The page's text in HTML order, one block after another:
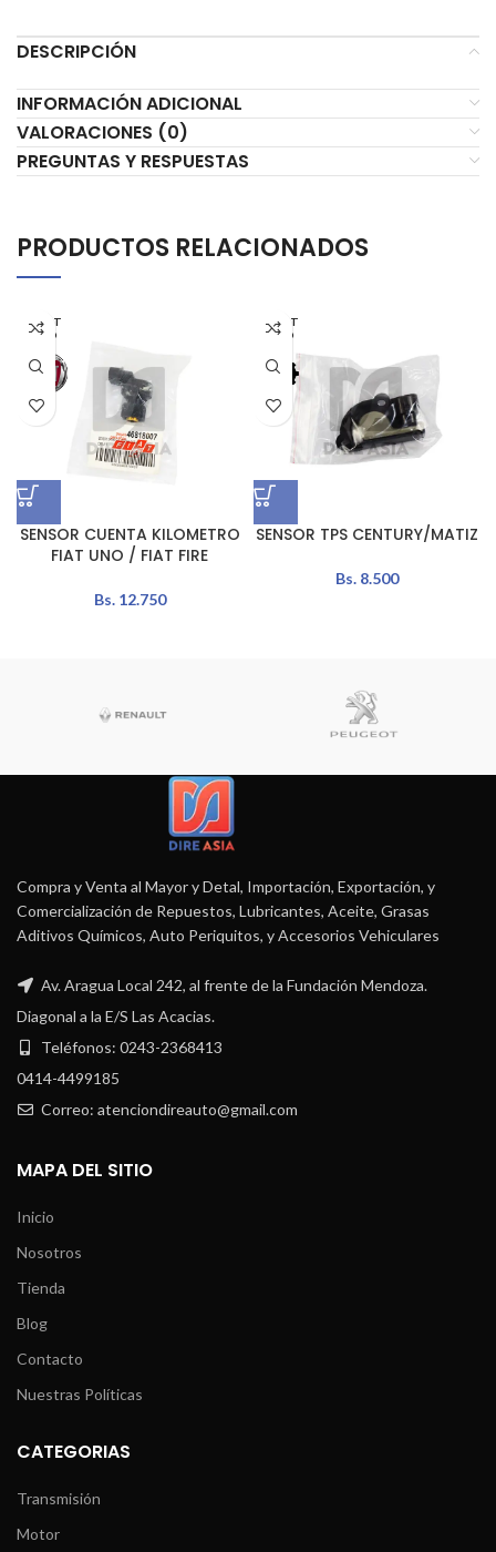
DESCRIPCIÓN
INFORMACIÓN ADICIONAL
VALORACIONES (0)
PREGUNTAS Y RESPUESTAS
PRODUCTOS RELACIONADOS
AGOT
ADO
SENSOR CUENTA KILOMETRO
FIAT UNO / FIAT FIRE
Bs.12.750
AGOT
ADO
SENSOR TPS CENTURY/MATIZ
Bs.8.500
Compra y Venta al Mayor y Detal, Importación, Exportación, y
Comercialización de Repuestos, Lubricantes, Aceite, Grasas
Aditivos Químicos, Auto Periquitos, y Accesorios Vehiculares
Av. Aragua Local 242, al frente de la Fundación Mendoza.
Diagonal a la E/S Las Acacias.
Teléfonos: 0243-2368413
0414-4499185
Correo: atenciondireauto@gmail.com
MAPA DEL SITIO
Inicio
Nosotros
Tienda
Blog
Contacto
Nuestras Políticas
CATEGORIAS
Transmisión
Motor